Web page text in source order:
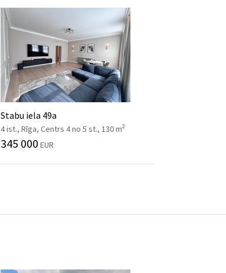
Stabu iela 49a
4 ist., Rīga, Centrs 4 no 5 st., 130 m2
345 000 EUR